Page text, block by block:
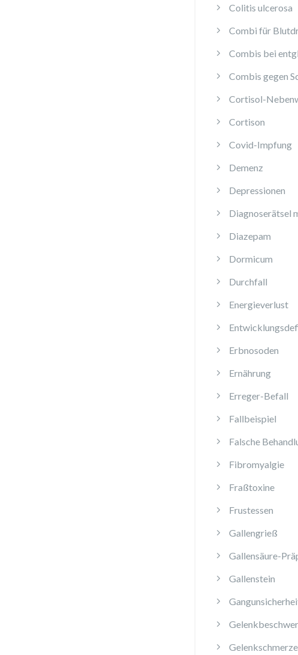
Colitis ulcerosa
Combi für
Combis bei
Combis gegen
Cortisol-
Cortison
Covid-Impfung
Demenz
Depressionen
Diagnoserätsel
Diazepam
Dormicum
Durchfall
Energieverlust
Erbnosoden
Ernährung
Erreger-Befall
Fallbeispiel
Falsche
Fibromyalgie
Fraßtoxine
Frustessen
Gallengrieß
Gallensäure-
Gallenstein